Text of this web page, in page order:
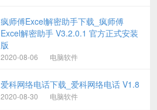
疯师傅Excel解密助手下载_疯师傅
Excel解密助手 V3.2.0.1 官方正式安装
版
2020-08-06 电脑软件
爱科网络电话下载_爱科网络电话 V1.8
2020-08-30 电脑软件